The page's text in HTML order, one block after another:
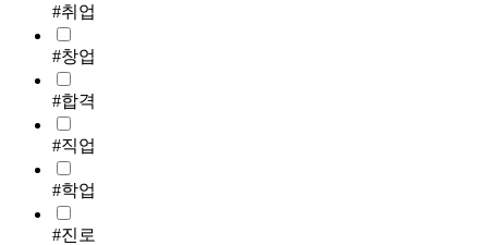
#취업
#창업
#합격
#직업
#학업
#진로